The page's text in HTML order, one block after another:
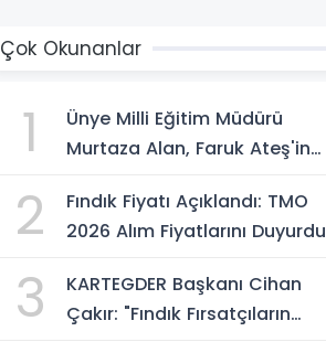
Çok Okunanlar
1
Ünye Milli Eğitim Müdürü
Murtaza Alan, Faruk Ateş'in
2
Fındık Fiyatı Açıklandı: TMO
2026 Alım Fiyatlarını Duyurdu
3
KARTEGDER Başkanı Cihan
Çakır: "Fındık Fırsatçıların